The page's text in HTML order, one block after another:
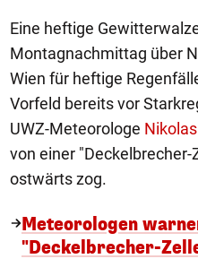
Eine heftige
Montagnachmittag über
Wien für heftige
Vorfeld bereits vor
UWZ-Meteorologe
von einer
ostwärts zog.
Meteorologen
"Deckelbrecher-